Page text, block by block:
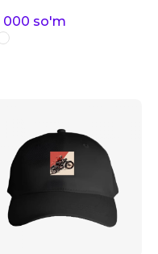
000 so'm